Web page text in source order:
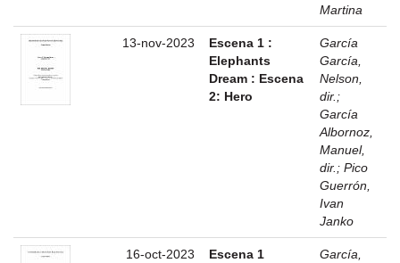
Martina
13-nov-2023
Escena 1 :
Elephants
Dream : Escena
2: Hero
García
García,
Nelson,
dir. ;
García
Albornoz,
Manuel,
dir. ; Pico
Guerrón,
Ivan
Janko
16-oct-2023
Escena 1
García,